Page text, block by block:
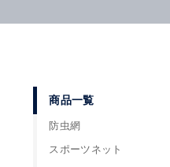
商品一覧
防虫網
スポーツネット